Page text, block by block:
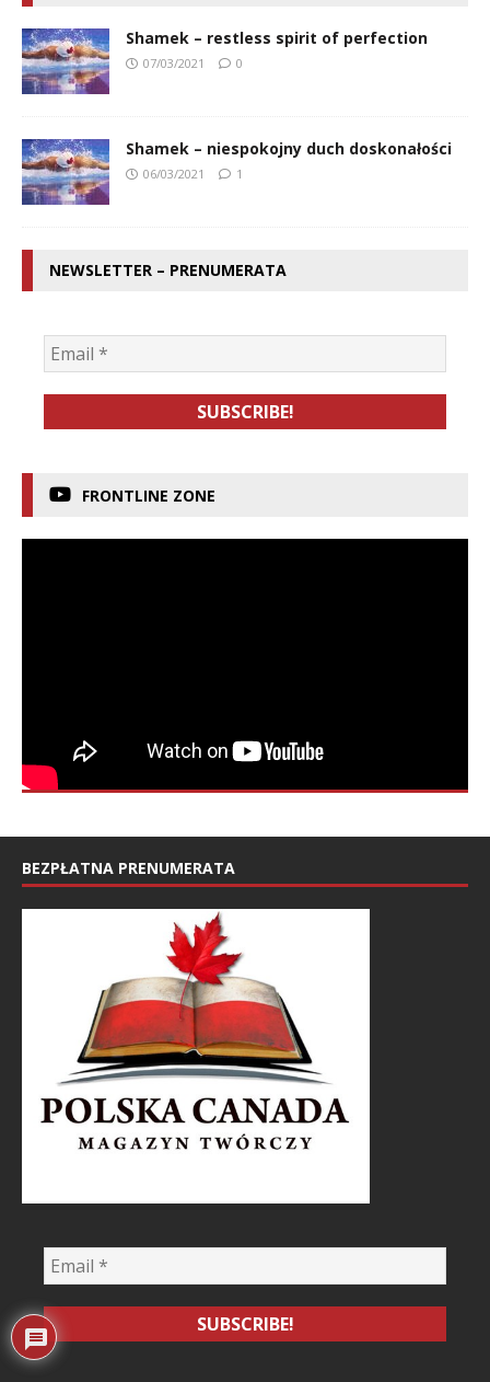
Shamek – restless spirit of perfection
07/03/2021 0
Shamek – niespokojny duch doskonałości
06/03/2021 1
NEWSLETTER – PRENUMERATA
FRONTLINE ZONE
BEZPŁATNA PRENUMERATA